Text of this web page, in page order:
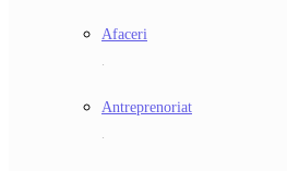
Afaceri
.
Antreprenoriat
.